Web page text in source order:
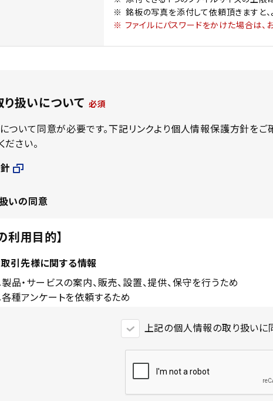
銘板の写真を添付して依頼頂きますと、
※ ファイルにパスワードをかけた場合は、
扱いについて
ついて同意が必要です。下記リンクより個人情報保護方針をご
さい。
いの同意
利用目的】
引先様に関する情報
・サービスの案内、販売、設置、提供、保守を行うため
種アンケートを依頼するため
種資料・サンプルの提供を行うため
わせ等に対する回答および連絡を行うため
、締結、義務の履行および契約上のご請求、お支払い等を行うた
上記の個人情報の取り扱いに